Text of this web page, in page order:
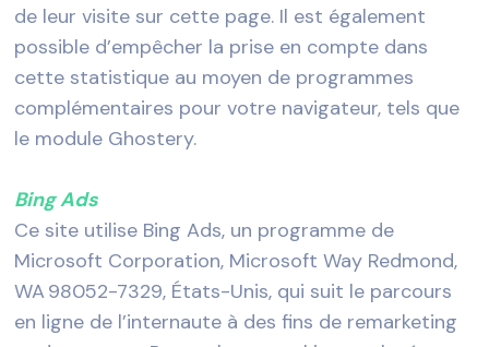
de leur visite sur cette page. Il est également
possible d’empêcher la prise en compte dans
cette statistique au moyen de programmes
complémentaires pour votre navigateur, tels que
le module Ghostery.
Bing Ads
Ce site utilise Bing Ads, un programme de
Microsoft Corporation, Microsoft Way Redmond,
WA 98052-7329, États-Unis, qui suit le parcours
en ligne de l’internaute à des fins de remarketing